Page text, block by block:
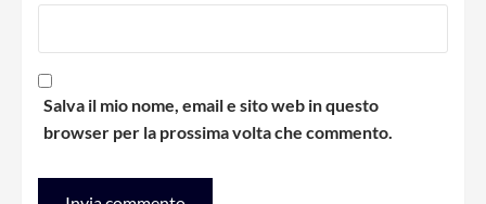
Salva il mio nome, email e sito web in questo
browser per la prossima volta che commento.